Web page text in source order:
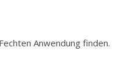
Anwendung finden.